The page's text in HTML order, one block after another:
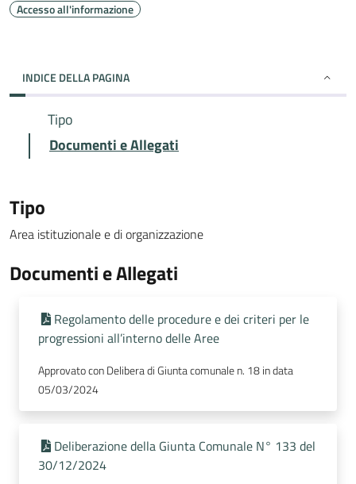
Accesso all'informazione
INDICE DELLA PAGINA
Tipo
Documenti e Allegati
Tipo
Area istituzionale e di organizzazione
Documenti e Allegati
Regolamento delle procedure e dei criteri per le
progressioni all’interno delle Aree
Approvato con Delibera di Giunta comunale n. 18 in data
05/03/2024
Deliberazione della Giunta Comunale N° 133 del
30/12/2024